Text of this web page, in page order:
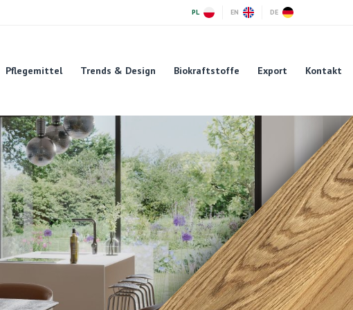
PL EN DE
Pflegemittel Trends & Design Biokraftstoffe Export Kontakt